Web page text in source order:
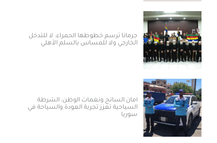
جرمانا ترسم خطوطها الحمراء: لا للتدخل
الخارجي ولا للمساس بالسلم الأهلي
أمان السائح ونغمات الوطن: الشرطة
السياحية تعزز تجربة العودة والسياحة في
سوريا